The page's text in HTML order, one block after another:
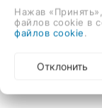
душевая
монтаж,
Нажав
файлов cookie в
файлов cookie
Отклонить